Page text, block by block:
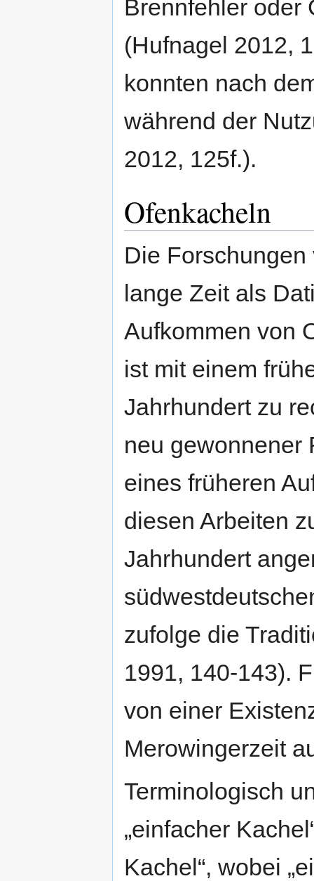
Brennfehler oder
(Hufnagel 2012,
konnten nach
während der
2012, 125f.).
Ofenkacheln
Die
lange Zeit als
Aufkommen von
ist mit einem
Jahrhundert zu
neu gewonnener
eines früheren
diesen Arbeiten
Jahrhundert
zufolge die
1991, 140-143).
von einer
Merowingerzeit
Terminologisch
„einfacher
Kachel“, wobei